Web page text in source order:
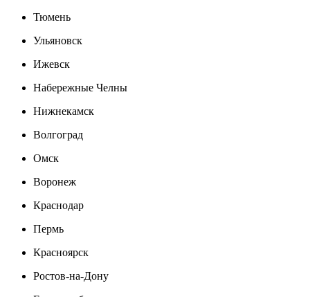
Тюмень
Ульяновск
Ижевск
Набережные Челны
Нижнекамск
Волгоград
Омск
Воронеж
Краснодар
Пермь
Красноярск
Ростов-на-Дону